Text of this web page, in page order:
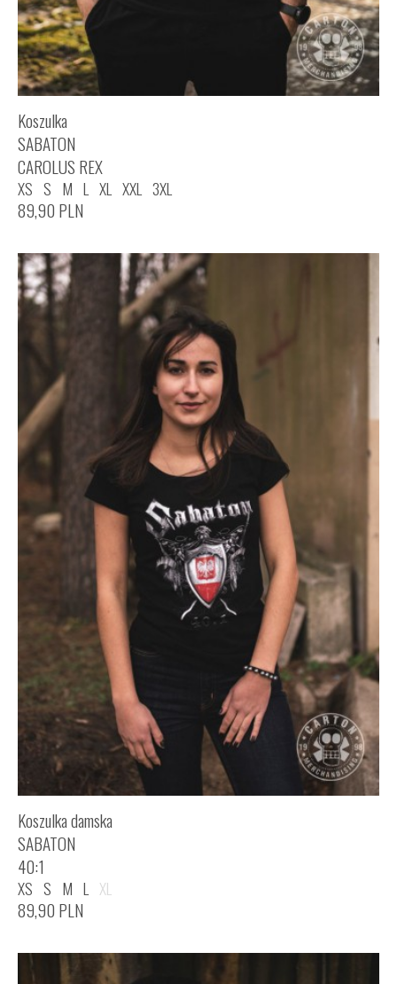
Koszulka
SABATON
CAROLUS REX
XS S M L XL XXL 3XL
89,90 PLN
Koszulka damska
SABATON
40:1
XS S M L XL
89,90 PLN